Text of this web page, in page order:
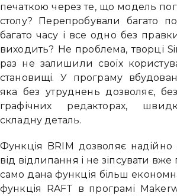
печаткою через те, що модель
столу? Перепробували багато
багато часу і все одно без
виходить? Не проблема, творці
раз не залишили своїх
становищі. У програму
яка без утруднень дозволяє,
графічних редакторах,
складну деталь.
Функція BRIM дозволяє надійно
від відлипання і не зіпсувати вже
само дана функція більш
функція RAFT в програмі
Привіт 👋, чим тобі
Ми зазвичай відповідаємо
Надіслати